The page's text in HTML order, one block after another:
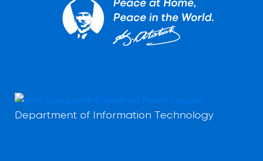
Department of Information Technology